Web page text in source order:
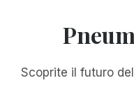
Scoprite il futuro